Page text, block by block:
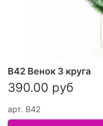
арт. В42
В42 Венок 3 круга
390.00 руб